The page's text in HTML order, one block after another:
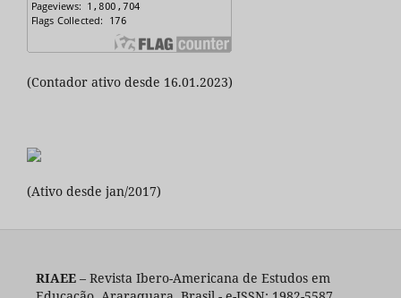
(Contador ativo desde 16.01.2023)
(Ativo desde jan/2017)
RIAEE– Revista Ibero-Americana de Estudos em